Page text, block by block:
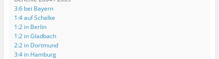
3:6 bei Bayern
1:4 auf Schalke
1:2 in Berlin
1:2 in Gladbach
2:2 in Dortmund
3:4 in Hamburg